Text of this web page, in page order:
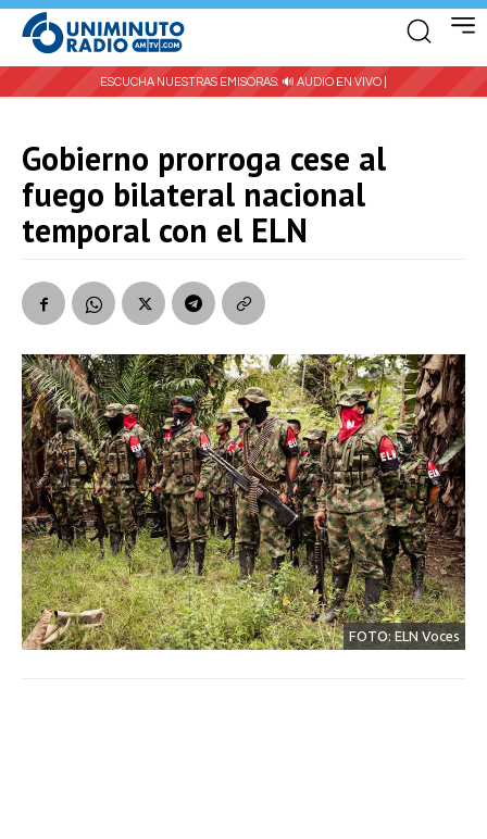
ESCUCHA NUESTRAS EMISORAS: 🔊 AUDIO EN VIVO |
Gobierno prorroga cese al
fuego bilateral nacional
temporal con el ELN
FOTO: ELN Voces